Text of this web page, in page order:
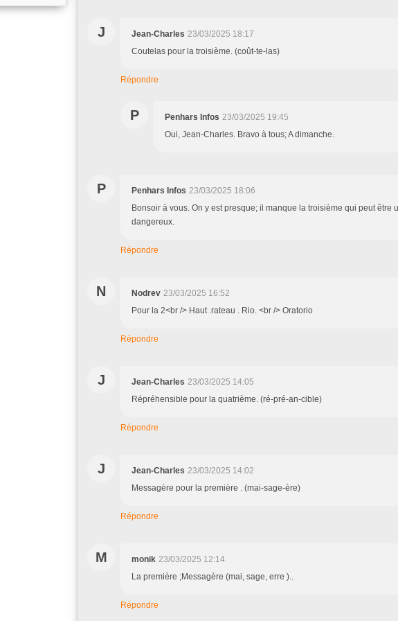
J Jean-Charles 23/03/2025 18:17
Coutelas pour la troisième. (coût-te-las)
Répondre
P Penhars Infos 23/03/2025 19:45
Oui, Jean-Charles. Bravo à tous; A dimanche.
P Penhars Infos 23/03/2025 18:06
Bonsoir à vous. On y est presque; il manque la troisième qui peut être
dangereux.
Répondre
N Nodrev 23/03/2025 16:52
Pour la 2<br /> Haut .rateau . Rio. <br /> Oratorio
Répondre
J Jean-Charles 23/03/2025 14:05
Répréhensible pour la quatrième. (ré-pré-an-cible)
Répondre
J Jean-Charles 23/03/2025 14:02
Messagère pour la première . (mai-sage-ère)
Répondre
M monik 23/03/2025 12:14
La première ;Messagère (mai, sage, erre )..
Répondre